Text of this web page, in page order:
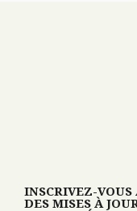
INSCRIVEZ-
DES MISES À